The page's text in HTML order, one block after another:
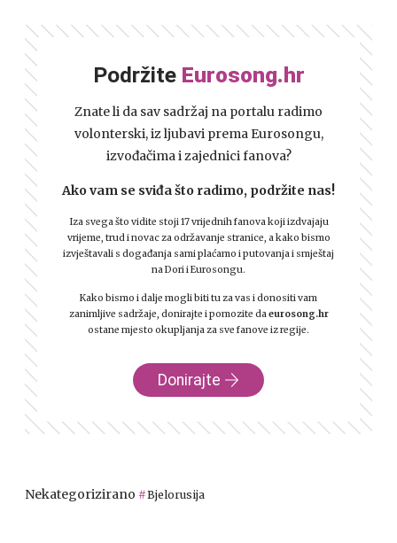
Podržite Eurosong.hr
Znate li da sav sadržaj na portalu radimo
volonterski, iz ljubavi prema Eurosongu,
izvođačima i zajednici fanova?
Ako vam se sviđa što radimo, podržite nas!
Iza svega što vidite stoji 17 vrijednih fanova koji izdvajaju
vrijeme, trud i novac za održavanje stranice, a kako bismo
izvještavali s događanja sami plaćamo i putovanja i smještaj
na Dori i Eurosongu.
Kako bismo i dalje mogli biti tu za vas i donositi vam
zanimljive sadržaje, donirajte i pomozite daeurosong.hr
ostane mjesto okupljanja za sve fanove iz regije.
Donirajte
Nekategorizirano Bjelorusija